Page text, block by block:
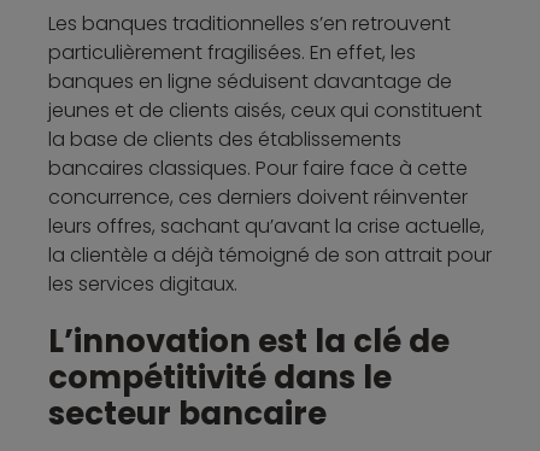
Les banques traditionnelles s’en retrouvent
particulièrement fragilisées. En effet, les
banques en ligne séduisent davantage de
jeunes et de clients aisés, ceux qui constituent
la base de clients des établissements
bancaires classiques. Pour faire face à cette
concurrence, ces derniers doivent réinventer
leurs offres, sachant qu’avant la crise actuelle,
la clientèle a déjà témoigné de son attrait pour
les services digitaux.
L’innovation est la clé de
compétitivité dans le
secteur bancaire